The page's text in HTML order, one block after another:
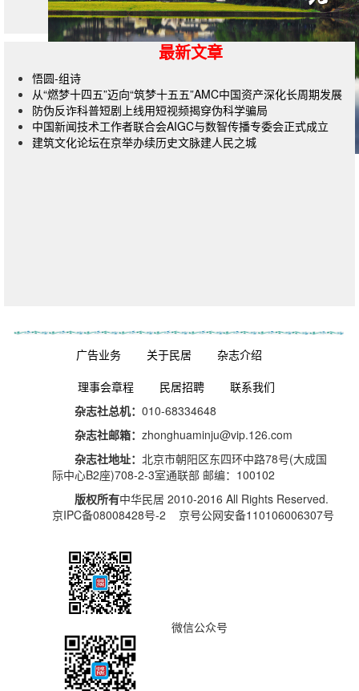
最新文章
悟圆-组诗
从“燃梦十四五”迈向“筑梦十五五”AMC中国资产深化长周期发展
防伪反诈科普短剧上线用短视频揭穿伪科学骗局
中国新闻技术工作者联合会AIGC与数智传播专委会正式成立
建筑文化论坛在京举办续历史文脉建人民之城
广告业务 关于民居
杂志介绍
理事会章程
民居招聘
联系我们
杂志社总机： 010-68334648
杂志社邮箱： zhonghuaminju@vip.126.com
杂志社地址： 北京市朝阳区东四环中路78号(大成国
际中心B2座)708-2-3室通联部 邮编：100102
版权所有中华民居 2010-2016 All Rights Reserved.
京IPC备08008428号-2 京号公网安备110106006307号
微信公众号